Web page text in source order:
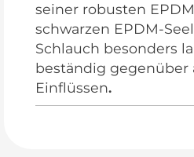
seiner robusten
schwarzen EPDM-
Schlauch besonders
beständig gegenüber
Einflüssen.